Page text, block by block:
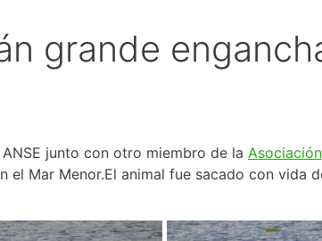
grande
junto con otro miembro de la
Mar Menor.El animal fue sacado con vida